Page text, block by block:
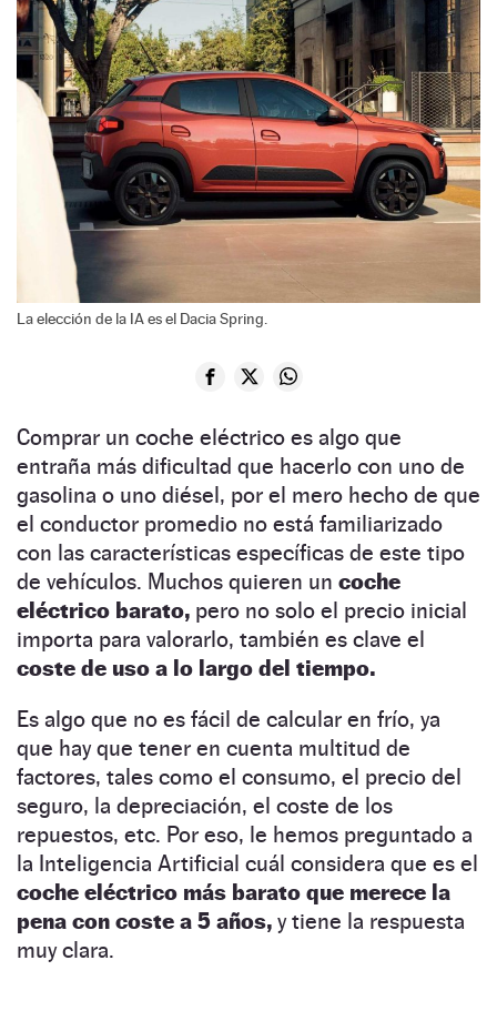
La elección de la IA es el Dacia Spring.
Comprar un coche eléctrico es algo que
entraña más dificultad que hacerlo con uno de
gasolina o uno diésel, por el mero hecho de que
el conductor promedio no está familiarizado
con las características específicas de este tipo
de vehículos. Muchos quieren un coche
eléctrico barato, pero no solo el precio inicial
importa para valorarlo, también es clave el
coste de uso a lo largo del tiempo.
Es algo que no es fácil de calcular en frío, ya
que hay que tener en cuenta multitud de
factores, tales como el consumo, el precio del
seguro, la depreciación, el coste de los
repuestos, etc. Por eso, le hemos preguntado a
la Inteligencia Artificial cuál considera que es el
coche eléctrico más barato que merece la
pena con coste a 5 años, y tiene la respuesta
muy clara.